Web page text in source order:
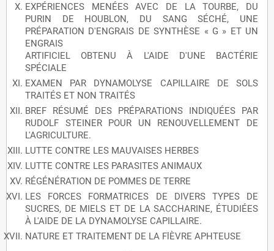
EXPÉRIENCES MENÉES AVEC DE LA TOURBE, DU
PURIN DE HOUBLON, DU SANG SÉCHÉ, UNE
PRÉPARATION D'ENGRAIS DE SYNTHÈSE « G » ET UN
ENGRAIS
ARTIFICIEL OBTENU À L'AIDE D'UNE BACTÉRIE
SPÉCIALE
EXAMEN PAR DYNAMOLYSE CAPILLAIRE DE SOLS
TRAITÉS ET NON TRAITÉS
BREF RÉSUMÉ DES PRÉPARATIONS INDIQUÉES PAR
RUDOLF STEINER POUR UN RENOUVELLEMENT DE
L'AGRICULTURE.
LUTTE CONTRE LES MAUVAISES HERBES
LUTTE CONTRE LES PARASITES ANIMAUX
RÉGÉNÉRATION DE POMMES DE TERRE
LES FORCES FORMATRICES DE DIVERS TYPES DE
SUCRES, DE MIELS ET DE LA SACCHARINE, ÉTUDIÉES
À L'AIDE DE LA DYNAMOLYSE CAPILLAIRE.
NATURE ET TRAITEMENT DE LA FlÈVRE APHTEUSE